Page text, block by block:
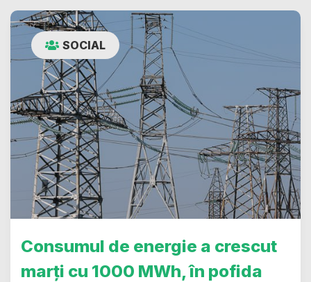
SOCIAL
Consumul de energie a crescut
marți cu 1000 MWh, în pofida